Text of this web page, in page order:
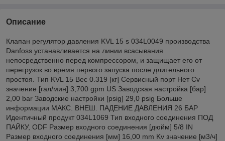
Описание
Клапан регулятор давления KVL 15 s 034L0049 производства
Danfoss устанавливается на линии всасывания
непосредственно перед компрессором, и защищает его от
перегрузок во время первого запуска после длительного
простоя. Тип KVL 15 Вес 0.319 [кг] Сервисный порт Нет Cv
значение [гал/мин] 3,700 gpm US Заводская настройка [бар]
2,00 bar Заводские настройки [psig] 29,0 psig Больше
информации МАКС. ВНЕШ. ПАДЕНИЕ ДАВЛЕНИЯ 26 БАР
Идентичный продукт 034L1069 Тип входного соединения ПОД
ПАЙКУ, ODF Размер входного соединения [дюйм] 5/8 IN
Размер входного соединения [мм] 16,00 mm Kv значение [м3/ч]